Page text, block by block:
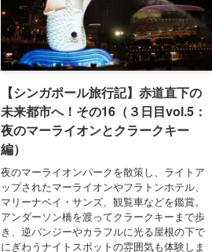
【シンガポール旅行記】赤道直下の
未来都市へ！その16（３日目vol.5：
夜のマーライオンとクラークキー
編）
夜のマーライオンパークを散策し、ライトア
ップされたマーライオンやフラトンホテル、
マリーナベイ・サンズ、観覧車などを鑑賞。
アンダーソン橋を渡ってクラークキーまで歩
き、逆バンジーやカラフルに光る屋根の下で
にぎわうナイトスポットの雰囲気も体験しま